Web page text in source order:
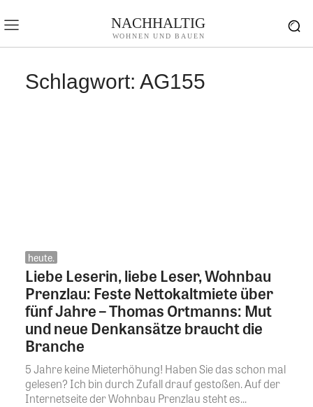
NACHHALTIG
WOHNEN UND BAUEN
Schlagwort: AG155
heute.
Liebe Leserin, liebe Leser, Wohnbau
Prenzlau: Feste Nettokaltmiete über
fünf Jahre – Thomas Ortmanns: Mut
und neue Denkansätze braucht die
Branche
5 Jahre keine Mieterhöhung! Haben Sie das schon mal
gelesen? Ich bin durch Zufall drauf gestoßen. Auf der
Internetseite der Wohnbau Prenzlau steht es...